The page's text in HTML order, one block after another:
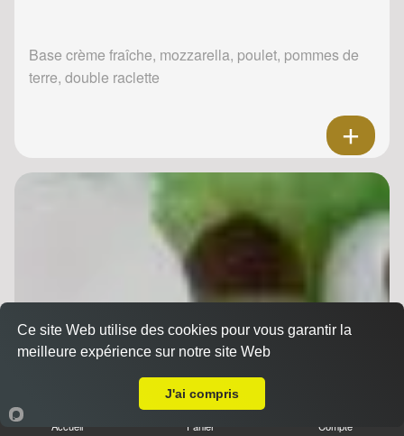
Base crème fraîche, mozzarella, poulet, pommes de
terre, double raclette
Accueil Panier Compte
Ce site Web utilise des cookies pour vous garantir la
meilleure expérience sur notre site Web
J'ai compris